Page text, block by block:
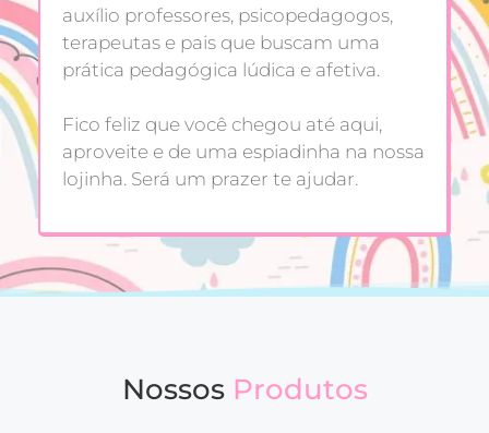
auxílio professores, psicopedagogos,
terapeutas e pais que buscam uma
prática pedagógica lúdica e afetiva.
Fico feliz que você chegou até aqui,
aproveite e de uma espiadinha na nossa
lojinha. Será um prazer te ajudar.
Nossos Produtos